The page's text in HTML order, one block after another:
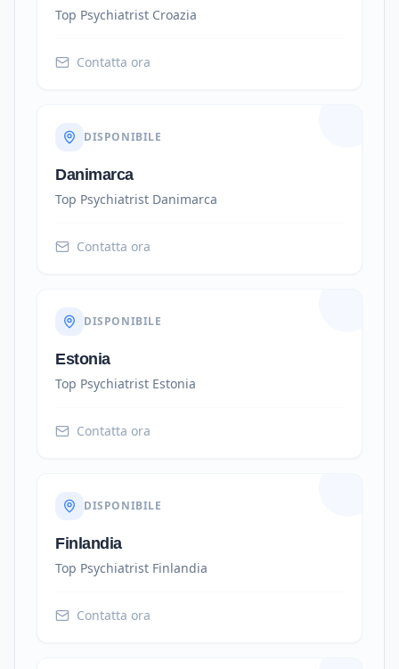
Top Psychiatrist Croazia
Contatta ora
DISPONIBILE
Danimarca
Top Psychiatrist Danimarca
Contatta ora
DISPONIBILE
Estonia
Top Psychiatrist Estonia
Contatta ora
DISPONIBILE
Finlandia
Top Psychiatrist Finlandia
Contatta ora